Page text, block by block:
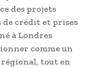
des projets
crédit et prises
à Londres
comme un
tout en